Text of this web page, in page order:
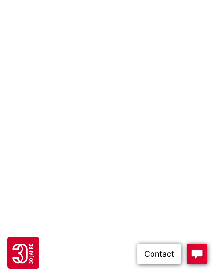
Go to 30 years FH JOANNEUM page